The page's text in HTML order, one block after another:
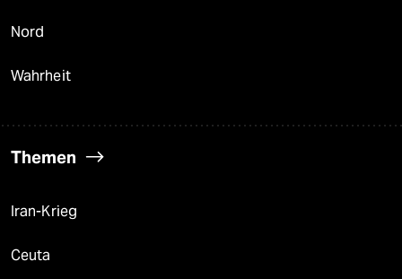
Nord
Wahrheit
Themen
Iran-Krieg
Ceuta